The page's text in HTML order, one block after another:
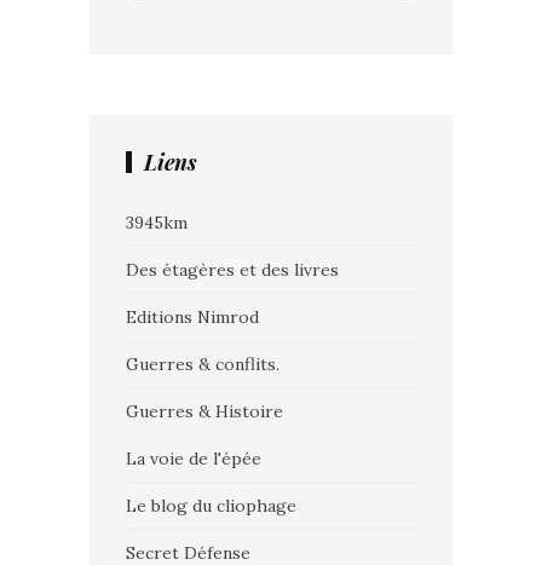
Liens
3945km
Des étagères et des livres
Editions Nimrod
Guerres & conflits.
Guerres & Histoire
La voie de l'épée
Le blog du cliophage
Secret Défense